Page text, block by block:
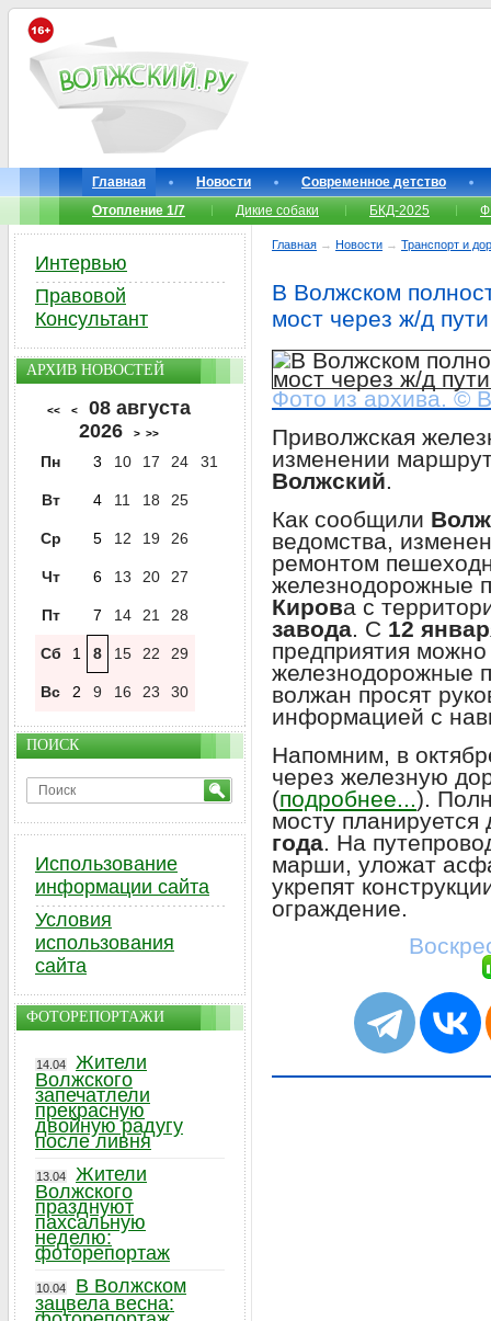
Главная Новости
Современное детство
Отопление 1/7
Дикие собаки БКД-2025
Главная → Новости → Транспорт и
В Волжском
мост через ж/д
Фото из архива. ©
Приволжская
изменении
Волжский.
Как сообщили
ведомства,
ремонтом
железнодорожные
Кирова с
завода. С 12
предприятия можно
железнодорожные
волжан просят
информацией с
Напомним, в
через железную
(подробнее...).
мосту
года. На
марши, уложат
укрепят
ограждение.
Интервью
Правовой
Консультант
АРХИВ НОВОСТЕЙ
<< <
08 августа
2026
> >>
Пн 3 10 17 24 31
Вт 4 11 18 25
Ср 5 12 19 26
Чт 6 13 20 27
Пт 7 14 21 28
Сб 1 8 15 22 29
Вс 2 9 16 23 30
ПОИСК
Использование
информации сайта
Условия
использования
сайта
ФОТОРЕПОРТАЖИ
14.04
Жители
Волжского
запечатлели
прекрасную
двойную радугу
после ливня
13.04
Жители
Волжского
празднуют
пахсальную
неделю:
фоторепортаж
10.04
В Волжском
зацвела весна: